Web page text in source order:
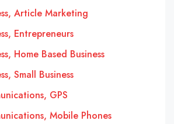
Article Marketing
Entrepreneurs
Home Based Business
Small Business
GPS
Mobile Phones